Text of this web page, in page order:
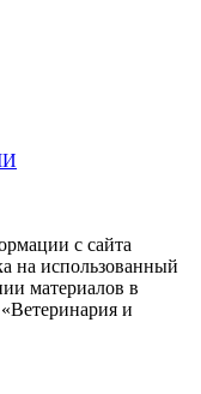
с сайта
на использованный
материалов в
и